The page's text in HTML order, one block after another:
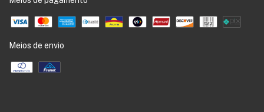
Meios de envio